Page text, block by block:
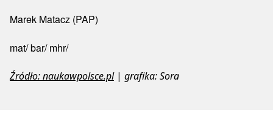
Marek Matacz (PAP)
mat/ bar/ mhr/
Źródło: naukawpolsce.pl| grafika: Sora